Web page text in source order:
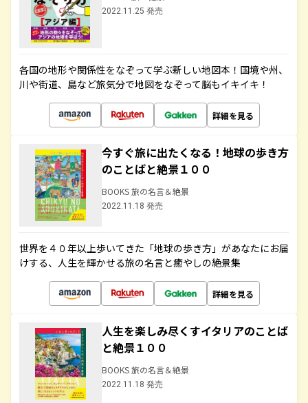
2022.11.25 発売
各国の地形や関係性をなぞって学ぶ新しい地図本！国境や州、
川や街道、島など旅気分で地図をなぞって脳もイキイキ！
詳細を見る
今すぐ旅に出たくなる！地球の歩き方
のことばと絶景１００
BOOKS 旅の名言＆絶景
2022.11.18 発売
世界を４０年以上歩いてきた「地球の歩き方」があなたにお届
けする、人生を輝かせる旅の名言と癒やしの絶景集
詳細を見る
人生を楽しみ尽くすイタリアのことば
と絶景１００
BOOKS 旅の名言＆絶景
2022.11.18 発売